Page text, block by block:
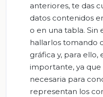
anteriores, te das
datos contenidos
o en una tabla.
hallarlos tomando
gráfica y, para ello,
importante, ya
necesaria para
representan los